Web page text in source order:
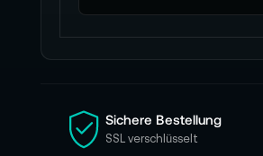
d
i
e
s
Sichere Bestellung
SSL verschlüsselt